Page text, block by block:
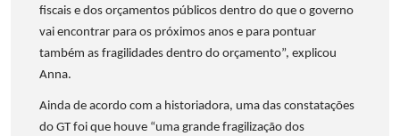
fiscais e dos orçamentos públicos dentro do que o governo
vai encontrar para os próximos anos e para pontuar
também as fragilidades dentro do orçamento”, explicou
Anna.
Ainda de acordo com a historiadora, uma das constatações
do GT foi que houve “uma grande fragilização dos